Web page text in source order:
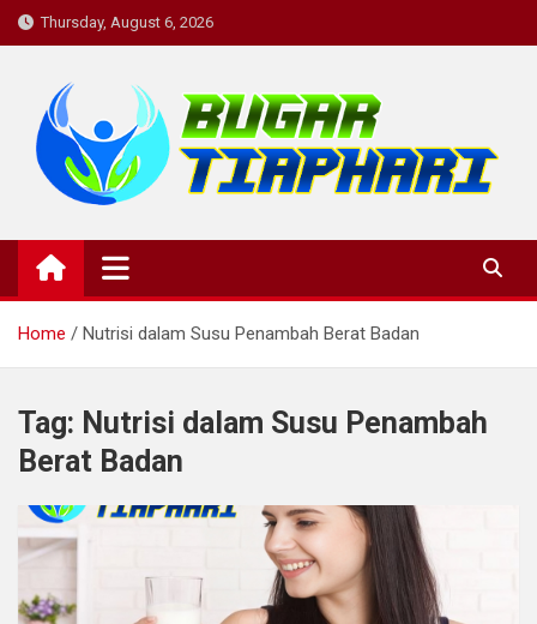
Skip
to
Thursday, August 6, 2026
BugarTiapHari: Rutinitas
Harian untuk Tubuh Bugar dan
Pikiran yang Sehat.
bugartiaphari, medis, dokter, penyakit, komunitas kesehatan,
informasi kesehatan, konsultasi kesehatan , diskusi kesehatan,
kesehatan, komunitas
Home
Nutrisi dalam Susu Penambah Berat Badan
Tag: Nutrisi dalam Susu Penambah
Berat Badan